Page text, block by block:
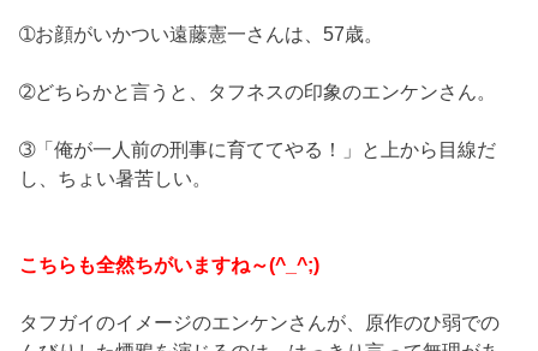
➀お顔がいかつい遠藤憲一さんは、57歳。
➁どちらかと言うと、タフネスの印象のエンケンさん。
➂「俺が一人前の刑事に育ててやる！」と上から目線だ
し、ちょい暑苦しい。
こちらも全然ちがいますね～(^_^;)
タフガイのイメージのエンケンさんが、原作のひ弱での